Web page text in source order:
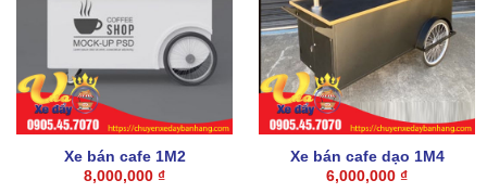
Xe bán cafe 1M2
8,000,000 ₫
Xe bán cafe dạo 1M4
6,000,000 ₫